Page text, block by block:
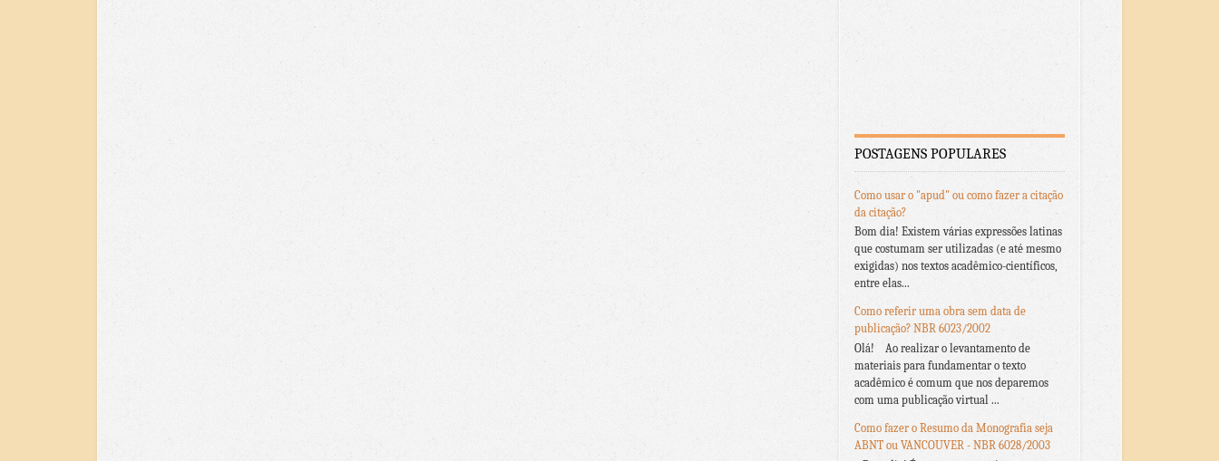
POSTAGENS POPULARES
Como usar o "apud" ou como fazer a citação
da citação?
Bom dia! Existem várias expressões latinas
que costumam ser utilizadas (e até mesmo
exigidas) nos textos acadêmico-científicos,
entre elas...
Como referir uma obra sem data de
publicação? NBR 6023/2002
Olá! Ao realizar o levantamento de
materiais para fundamentar o texto
acadêmico é comum que nos deparemos
com uma publicação virtual ...
Como fazer o Resumo da Monografia seja
ABNT ou VANCOUVER - NBR 6028/2003